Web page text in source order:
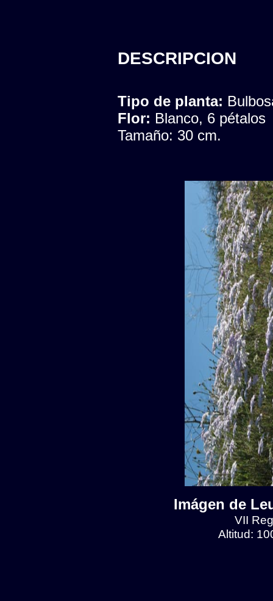
DESCRIPCION
Tipo de planta:
Flor: Blanco, 6 pétalos
Tamaño: 30 cm.
Imágen de
VII
Altitud: